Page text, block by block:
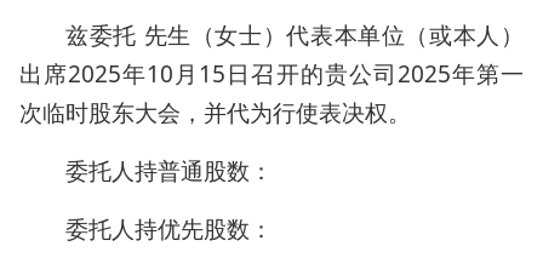
兹委托 先生（女士）代表本单位（或本人）
出席2025年10月15日召开的贵公司2025年第一
次临时股东大会，并代为行使表决权。
委托人持普通股数：
委托人持优先股数：